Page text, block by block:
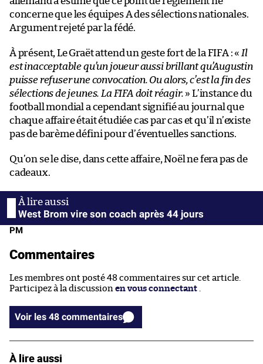
concerne que les équipes A des sélections nationales.
Argument rejeté par la fédé.
À présent, Le Graët attend un geste fort de la FIFA : « Il
est inacceptable qu’un joueur aussi brillant qu’Augustin
puisse refuser une convocation. Ou alors, c’est la fin des
sélections de jeunes. La FIFA doit réagir. » L’instance du
football mondial a cependant signifié au journal que
chaque affaire était étudiée cas par cas et qu’il n’existe
pas de barème défini pour d’éventuelles sanctions.
Qu’on se le dise, dans cette affaire, Noël ne fera pas de
cadeaux.
West Brom vire son coach après 44 jours
PM
Commentaires
Les membres ont posté 48 commentaires sur cet article.
Participez à la discussion en vous connectant
Voir les 48 commentaires
À lire aussi